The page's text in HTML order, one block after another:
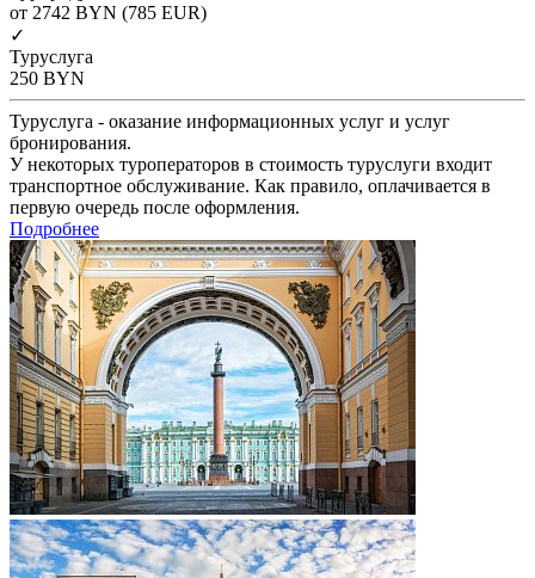
от 2742 BYN (785 EUR)
✓
Туруслуга
250 BYN
Туруслуга - оказание информационных услуг и услуг
бронирования.
У некоторых туроператоров в стоимость туруслуги входит
транспортное обслуживание. Как правило, оплачивается в
первую очередь после оформления.
Подробнее